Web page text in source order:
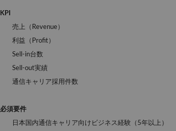
KPI
売上（Revenue）
利益（Profit）
Sell-in台数
Sell-out実績
通信キャリア採用件数
必須要件
日本国内通信キャリア向けビジネス経験（5年以上）